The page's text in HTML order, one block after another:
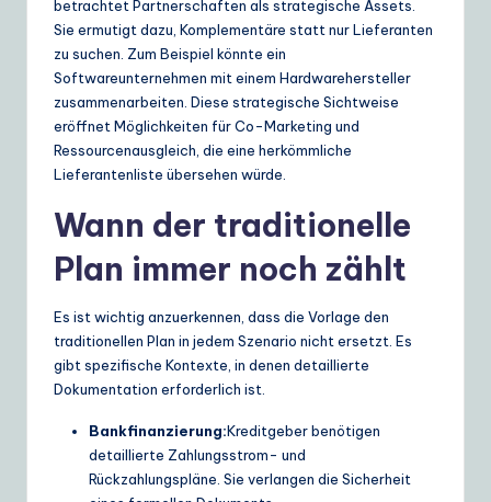
betrachtet Partnerschaften als strategische Assets.
Sie ermutigt dazu, Komplementäre statt nur Lieferanten
zu suchen. Zum Beispiel könnte ein
Softwareunternehmen mit einem Hardwarehersteller
zusammenarbeiten. Diese strategische Sichtweise
eröffnet Möglichkeiten für Co-Marketing und
Ressourcenausgleich, die eine herkömmliche
Lieferantenliste übersehen würde.
Wann der traditionelle
Plan immer noch zählt
Es ist wichtig anzuerkennen, dass die Vorlage den
traditionellen Plan in jedem Szenario nicht ersetzt. Es
gibt spezifische Kontexte, in denen detaillierte
Dokumentation erforderlich ist.
Bankfinanzierung:Kreditgeber benötigen
detaillierte Zahlungsstrom- und
Rückzahlungspläne. Sie verlangen die Sicherheit